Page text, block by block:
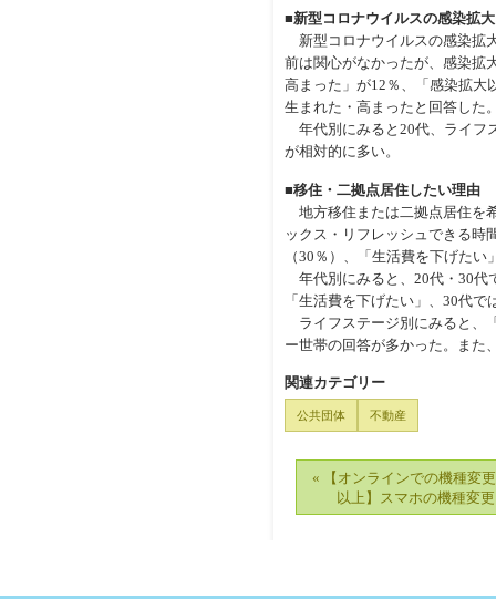
■新型コロナウイルスの感染拡
新型コロナウイルスの感染拡
前は関心がなかったが、感染拡
高まった」が12％、「感染拡大
生まれた・高まったと回答した
年代別にみると20代、ライフ
が相対的に多い。
■移住・二拠点居住したい理由
地方移住または二拠点居住を
ックス・リフレッシュできる時
（30％）、「生活費を下げたい
年代別にみると、20代・30代
「生活費を下げたい」、30代
ライフステージ別にみると、
ー世帯の回答が多かった。また
関連カテゴリー
公共団体 不動産
« 【オンラインでの機種変
以上】スマホの機種変